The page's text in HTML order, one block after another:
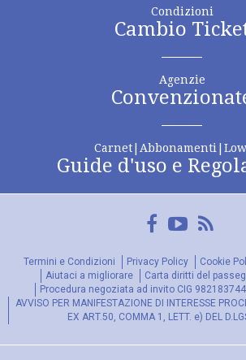
Condizioni
Cambio
Agenzie
Guide d'uso e
FacebookYouTube
Termini e Condizioni Privacy Policy Cookie
Aiutaci a migliorare
Carta diritti del
Procedura negoziata ad invito CIG
AVVISO PER MANIFESTAZIONE DI INTERESSE
EX ART.50, COMMA 1, LETT. e) DEL